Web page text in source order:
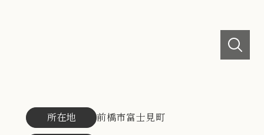
所在地
前橋市富士見町